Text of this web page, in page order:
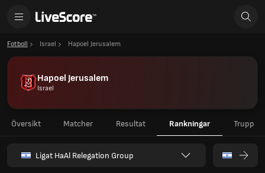
Fotboll Israel Hapoel Jerusalem
Hapoel Jerusalem
Israel
Översikt Matcher Resultat Rankningar Trupp
Ligat HaAl Relegation Group